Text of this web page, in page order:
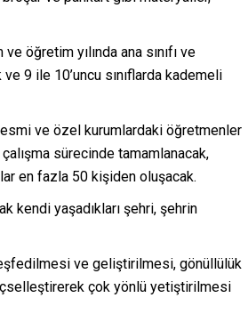
öğretim yılında ana sınıfı ve
9 ile 10’uncu sınıflarda kademeli
ve özel kurumlardaki öğretmenler
sürecinde tamamlanacak,
en fazla 50 kişiden oluşacak.
kendi yaşadıkları şehri, şehrin
ve geliştirilmesi, gönüllülük
çok yönlü yetiştirilmesi